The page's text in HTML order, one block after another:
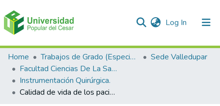
Log In (current)
Communities & Collections
All of DSpace
Statistics
Home Trabajos de Grado (Especializaciones y Pregrados)
Sede Valledupar
Facultad Ciencias De La Salud.
Instrumentación Quirúrgica.
Calidad de vida de los pacientes hipertensos vinculados al hospital rosario Pumarejo de López la ciudad de Valledupar, césar 2023-II.